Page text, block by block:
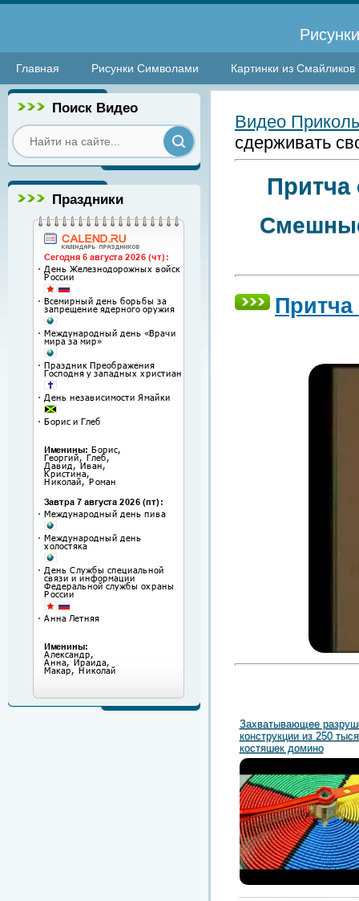
Главная Рисунки Символами Картинки из Смайликов
Поиск Видео
Праздники
Видео
сдерживать
Притча
Притча
Захватывающее
конструкции из 250
костяшек домино